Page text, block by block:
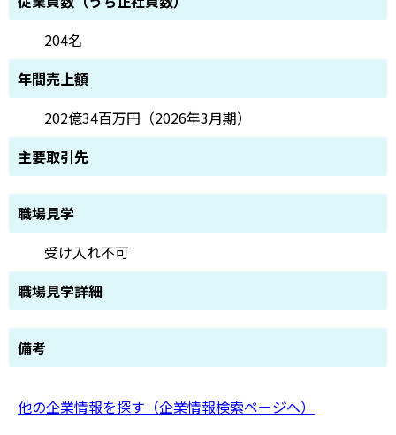
204名
年間売上額
202億34百万円（2026年3月期）
主要取引先
職場見学
受け入れ不可
職場見学詳細
備考
他の企業情報を探す（企業情報検索ページへ）